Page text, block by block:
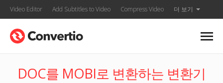
Video Editor Add Subtitles to Video Compress Video 더 보기
DOC를 MOBI로 변환하는 변환기